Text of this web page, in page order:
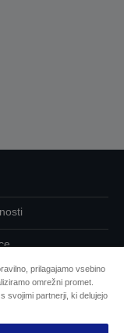
prilagajamo vsebino
omrežni promet.
svojimi partnerji, ki delujejo